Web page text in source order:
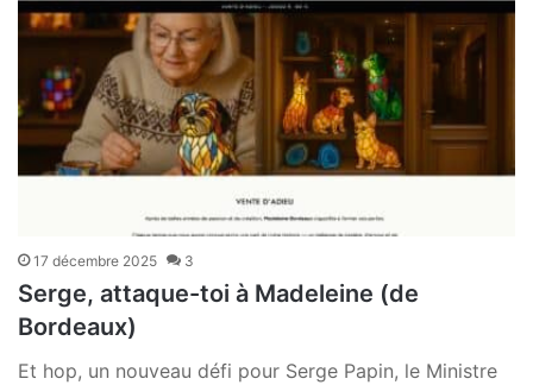
17 décembre 2025 3
Serge, attaque-toi à Madeleine (de
Bordeaux)
Et hop, un nouveau défi pour Serge Papin, le Ministre